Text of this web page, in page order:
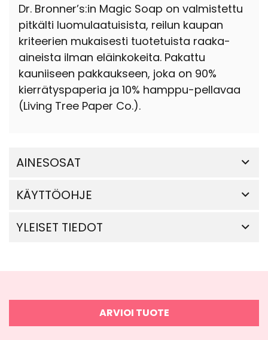
Dr. Bronner’s:in Magic Soap on valmistettu
pitkälti luomulaatuisista, reilun kaupan
kriteerien mukaisesti tuotetuista raaka-
aineista ilman eläinkokeita. Pakattu
kauniiseen pakkaukseen, joka on 90%
kierrätyspaperia ja 10% hamppu-pellavaa
(Living Tree Paper Co.).
AINESOSAT
KÄYTTÖOHJE
YLEISET TIEDOT
ARVIOI TUOTE